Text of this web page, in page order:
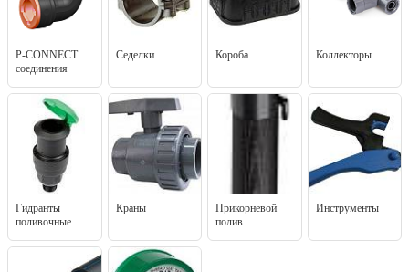
P-CONNECT
соединения
Седелки Короба Коллекторы
Гидранты
поливочные
Краны
Прикорневой
полив
Инструменты